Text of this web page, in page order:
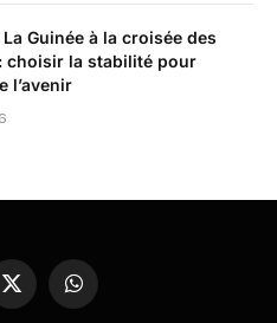
Guinée à la croisée des
choisir la stabilité pour
l’avenir
X
(Twitter)
WhatsApp